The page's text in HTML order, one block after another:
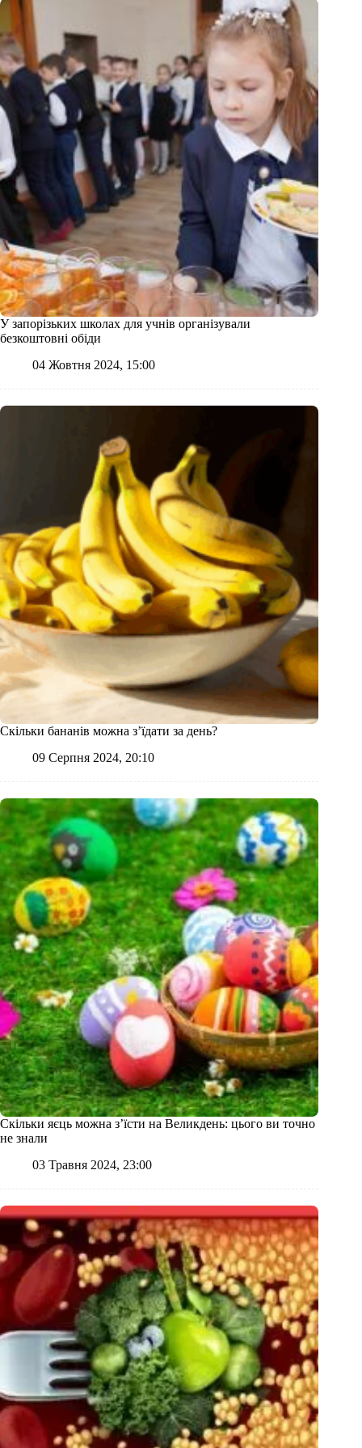
У запорізьких школах для учнів організували
безкоштовні обіди
04 Жовтня 2024, 15:00
Скільки бананів можна з’їдати за день?
09 Серпня 2024, 20:10
Скільки яєць можна з’їсти на Великдень: цього ви точно
не знали
03 Травня 2024, 23:00